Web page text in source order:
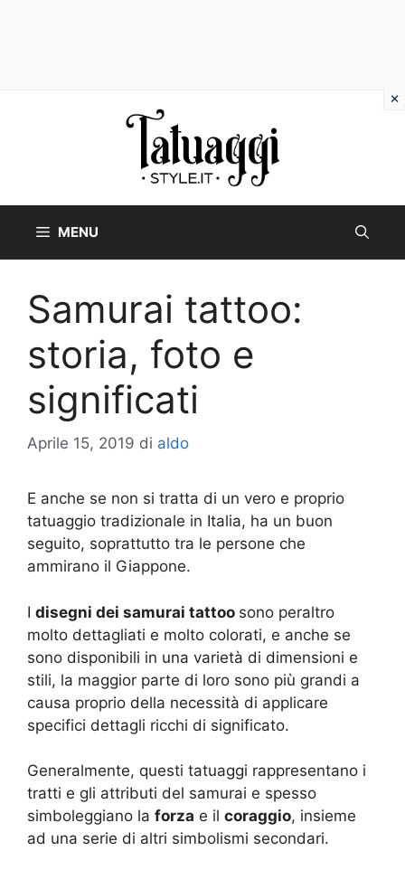
MENU
Samurai tattoo:
storia, foto e
significati
Aprile 15, 2019 di aldo
E anche se non si tratta di un vero e proprio
tatuaggio tradizionale in Italia, ha un buon
seguito, soprattutto tra le persone che
ammirano il Giappone.
I disegni dei samurai tattoo sono peraltro
molto dettagliati e molto colorati, e anche se
sono disponibili in una varietà di dimensioni e
stili, la maggior parte di loro sono più grandi a
causa proprio della necessità di applicare
specifici dettagli ricchi di significato.
Generalmente, questi tatuaggi rappresentano i
tratti e gli attributi del samurai e spesso
simboleggiano la forza e il coraggio, insieme
ad una serie di altri simbolismi secondari.